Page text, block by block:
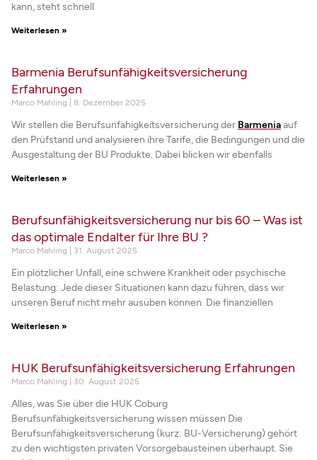
kann, steht schnell
Weiterlesen »
Barmenia Berufsunfähigkeitsversicherung
Erfahrungen
Marco Mahling 8. Dezember 2025
Wir stellen die Berufsunfähigkeitsversicherung der Barmeniaauf
den Prüfstand und analysieren ihre Tarife, die Bedingungen und die
Ausgestaltung der BU Produkte. Dabei blicken wir ebenfalls
Weiterlesen »
Berufsunfähigkeitsversicherung nur bis 60 – Was ist
das optimale Endalter für Ihre BU ?
Marco Mahling 31. August 2025
Ein plötzlicher Unfall, eine schwere Krankheit oder psychische
Belastung: Jede dieser Situationen kann dazu führen, dass wir
unseren Beruf nicht mehr ausüben können. Die finanziellen
Weiterlesen »
HUK Berufsunfähigkeitsversicherung Erfahrungen
Marco Mahling 30. August 2025
Alles, was Sie über die HUK Coburg
Berufsunfähigkeitsversicherung wissen müssen Die
Berufsunfähigkeitsversicherung (kurz: BU-Versicherung) gehört
zu den wichtigsten privaten Vorsorgebausteinen überhaupt. Sie